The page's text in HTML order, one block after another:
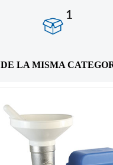
1
DE LA MISMA